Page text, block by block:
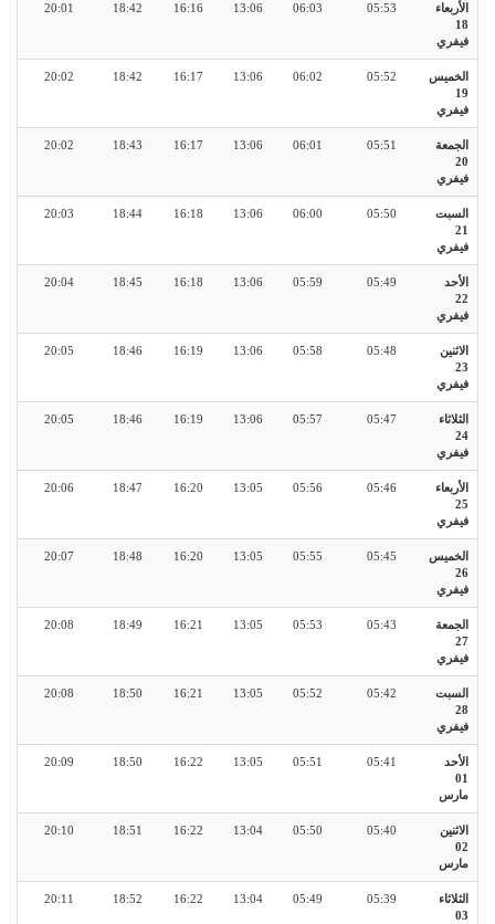
الأربعاء
18
فيفري
05:53
06:03
13:06
16:16
18:42
20:01
الخميس
19
فيفري
05:52
06:02
13:06
16:17
18:42
20:02
الجمعة
20
فيفري
05:51
06:01
13:06
16:17
18:43
20:02
السبت
21
فيفري
05:50
06:00
13:06
16:18
18:44
20:03
الأحد
22
فيفري
05:49
05:59
13:06
16:18
18:45
20:04
الاثنين
23
فيفري
05:48
05:58
13:06
16:19
18:46
20:05
الثلاثاء
24
فيفري
05:47
05:57
13:06
16:19
18:46
20:05
الأربعاء
25
فيفري
05:46
05:56
13:05
16:20
18:47
20:06
الخميس
26
فيفري
05:45
05:55
13:05
16:20
18:48
20:07
الجمعة
27
فيفري
05:43
05:53
13:05
16:21
18:49
20:08
السبت
28
فيفري
05:42
05:52
13:05
16:21
18:50
20:08
الأحد
01
مارس
05:41
05:51
13:05
16:22
18:50
20:09
الاثنين
02
مارس
05:40
05:50
13:04
16:22
18:51
20:10
الثلاثاء
03
05:39
05:49
13:04
16:22
18:52
20:11